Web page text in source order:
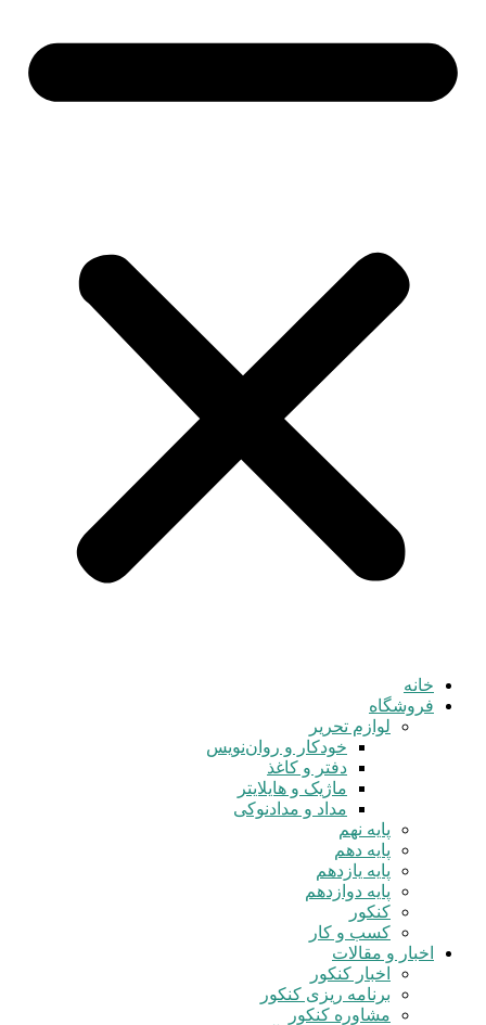
خانه
فروشگاه
لوازم تحریر
خودکار و روان‌نویس
دفتر و کاغذ
ماژیک و هایلایتر
مداد و مدادنوکی
پایه نهم
پایه دهم
پایه یازدهم
پایه دوازدهم
کنکور
کسب و کار
اخبار و مقالات
اخبار کنکور
برنامه ریزی کنکور
مشاوره کنکور